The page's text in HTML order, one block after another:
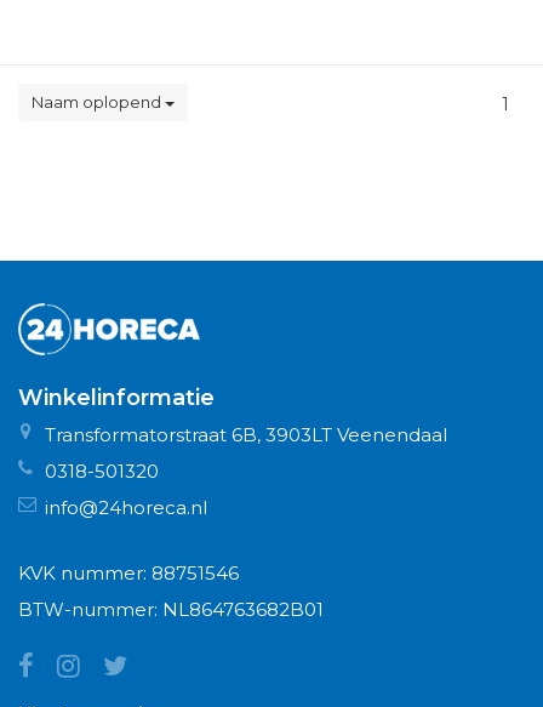
Naam oplopend 1
Winkelinformatie
Transformatorstraat 6B, 3903LT Veenendaal
0318-501320
info@24horeca.nl
KVK nummer: 88751546
BTW-nummer: NL864763682B01